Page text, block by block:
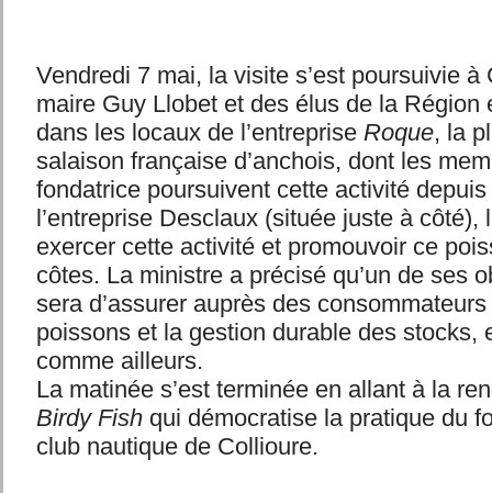
Vendredi 7 mai, la visite s’est poursuivie à
maire Guy Llobet et des élus de la Région
dans les locaux de l’entreprise Roque, la
salaison française d’anchois, dont les
fondatrice poursuivent cette activité
l’entreprise Desclaux (située juste à côté),
exercer cette activité et promouvoir ce
côtes. La ministre a précisé qu’un de ses
sera d’assurer auprès des consommateurs
poissons et la gestion durable des stocks,
comme ailleurs.
La matinée s’est terminée en allant à la
Birdy Fishqui démocratise la pratique du
club nautique de Collioure.